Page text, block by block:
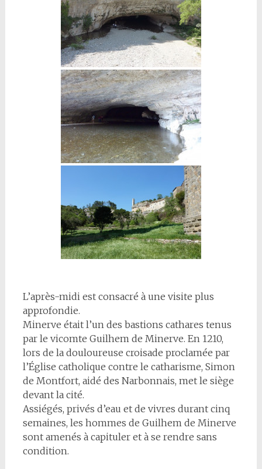
L’après-midi est consacré à une visite plus
approfondie.
Minerve était l’un des bastions cathares tenus
par le vicomte Guilhem de Minerve. En 1210,
lors de la douloureuse croisade proclamée par
l’Église catholique contre le catharisme, Simon
de Montfort, aidé des Narbonnais, met le siège
devant la cité.
Assiégés, privés d’eau et de vivres durant cinq
semaines, les hommes de Guilhem de Minerve
sont amenés à capituler et à se rendre sans
condition.